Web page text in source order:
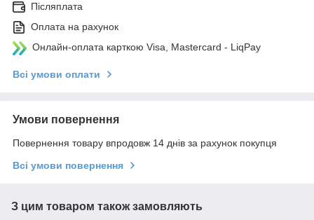
Післяплата
Оплата на рахунок
Онлайн-оплата карткою Visa, Mastercard - LiqPay
Всі умови оплати
Умови повернення
Повернення товару впродовж 14 днів за рахунок покупця
Всі умови повернення
З цим товаром також замовляють